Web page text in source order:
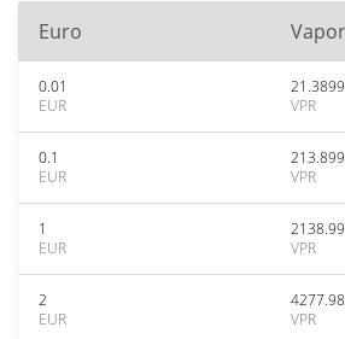
Euro
0.01
EUR
VPR
0.1
EUR
VPR
1
EUR
VPR
2
EUR
VPR